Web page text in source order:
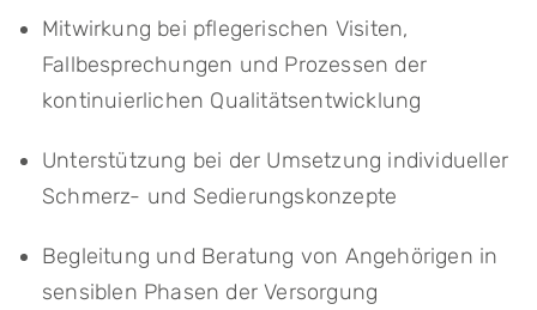
Mitwirkung bei pflegerischen Visiten,
Fallbesprechungen und Prozessen der
kontinuierlichen Qualitätsentwicklung
Unterstützung bei der Umsetzung individueller
Schmerz- und Sedierungskonzepte
Begleitung und Beratung von Angehörigen in
sensiblen Phasen der Versorgung